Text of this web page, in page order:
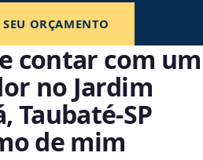
ORÇAMENTO
contar com um
no Jardim
Taubaté‑SP
de mim